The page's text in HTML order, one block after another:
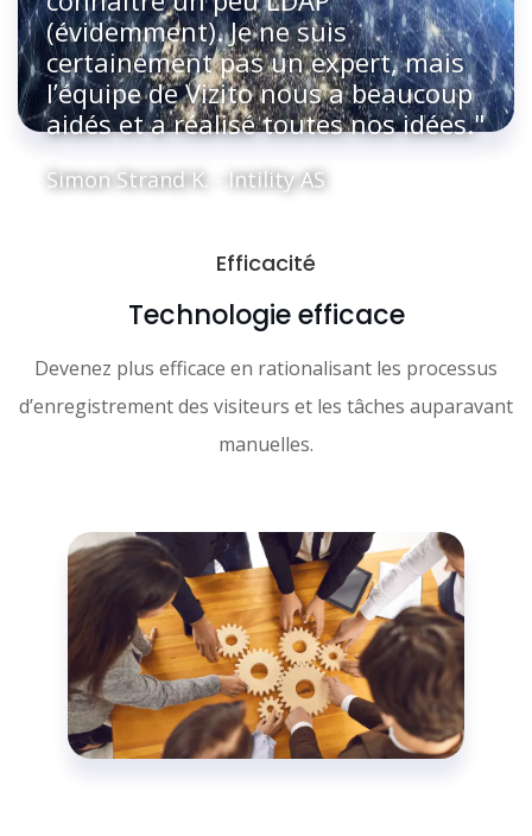
(évidemment). Je ne suis
certainement pas un expert, mais
l’équipe de Vizito nous a beaucoup
aidés et a réalisé toutes nos idées."
Simon Strand K. - Intility AS
Efficacité
Technologie efficace
Devenez plus efficace en rationalisant les processus
d’enregistrement des visiteurs et les tâches auparavant
manuelles.